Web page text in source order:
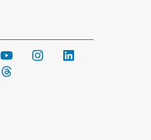
YouTube Instagram